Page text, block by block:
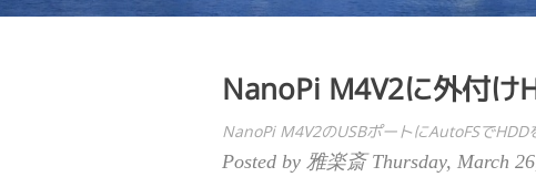
NanoPi M4V2に外付け
NanoPi M4V2のUSBポートにAutoFSでHDD
Posted by 雅楽斎 Thursday, March